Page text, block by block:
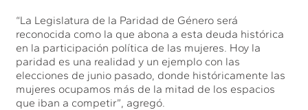
“La Legislatura de la Paridad de Género será
reconocida como la que abona a esta deuda histórica
en la participación política de las mujeres. Hoy la
paridad es una realidad y un ejemplo con las
elecciones de junio pasado, donde históricamente las
mujeres ocupamos más de la mitad de los espacios
que iban a competir”, agregó.